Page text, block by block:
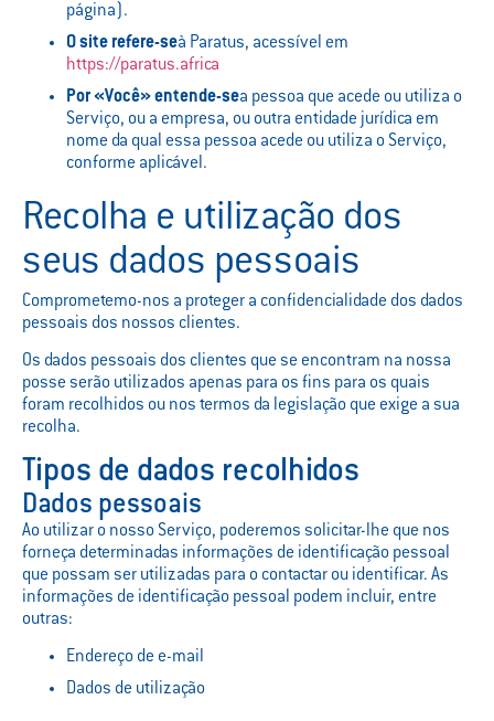
página).
O site refere-seà Paratus, acessível em
https://paratus.africa
Por «Você» entende-sea pessoa que acede ou utiliza o
Serviço, ou a empresa, ou outra entidade jurídica em
nome da qual essa pessoa acede ou utiliza o Serviço,
conforme aplicável.
Recolha e utilização dos
seus dados pessoais
Comprometemo-nos a proteger a confidencialidade dos dados
pessoais dos nossos clientes.
Os dados pessoais dos clientes que se encontram na nossa
posse serão utilizados apenas para os fins para os quais
foram recolhidos ou nos termos da legislação que exige a sua
recolha.
Tipos de dados recolhidos
Dados pessoais
Ao utilizar o nosso Serviço, poderemos solicitar-lhe que nos
forneça determinadas informações de identificação pessoal
que possam ser utilizadas para o contactar ou identificar. As
informações de identificação pessoal podem incluir, entre
outras:
Endereço de e-mail
Dados de utilização